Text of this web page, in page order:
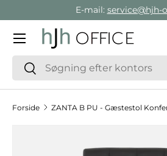
Gå direkte til indholdet
E-mail: service@hjh-
SøgSøg
Menu
Forside ZANTA B PU - Gæstestol
Hop til produktinformation